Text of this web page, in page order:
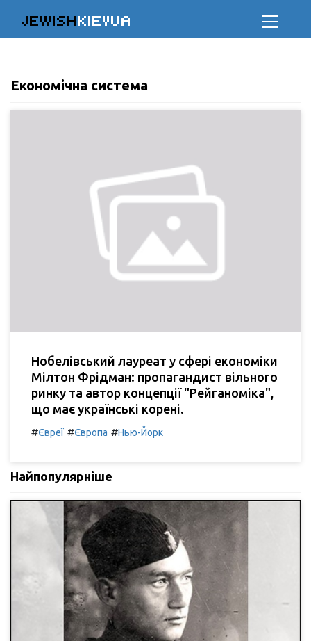
JEWISHKIEVUA
Економічна система
Нобелівський лауреат у сфері економіки
Мілтон Фрідман: пропагандист вільного
ринку та автор концепції "Рейганоміка",
що має українські корені.
#Євреї #Європа #Нью-Йорк
Найпопулярніше